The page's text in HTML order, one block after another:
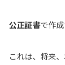
公正証書で作
これは、将来